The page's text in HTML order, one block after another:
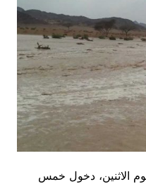
الاثنين، دخول خمس